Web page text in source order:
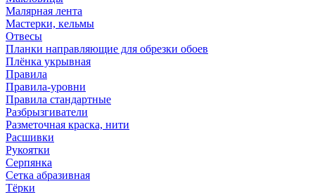
Малярная лента
Мастерки, кельмы
Отвесы
Планки направляющие для обрезки обоев
Плёнка укрывная
Правила
Правила-уровни
Правила стандартные
Разбрызгиватели
Разметочная краска, нити
Расшивки
Рукоятки
Серпянка
Сетка абразивная
Тёрки